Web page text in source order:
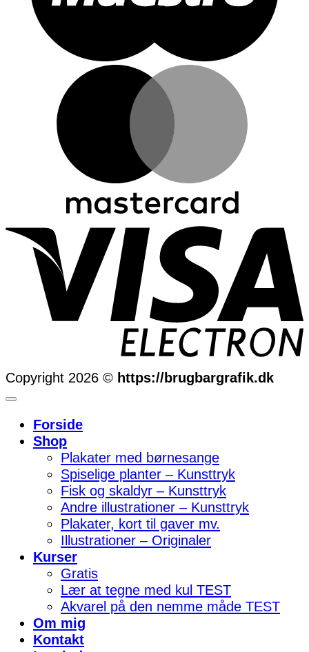
Copyright 2026 © https://brugbargrafik.dk
Forside
Shop
Plakater med børnesange
Spiselige planter – Kunsttryk
Fisk og skaldyr – Kunsttryk
Andre illustrationer – Kunsttryk
Plakater, kort til gaver mv.
Illustrationer – Originaler
Kurser
Gratis
Lær at tegne med kul TEST
Akvarel på den nemme måde TEST
Om mig
Kontakt